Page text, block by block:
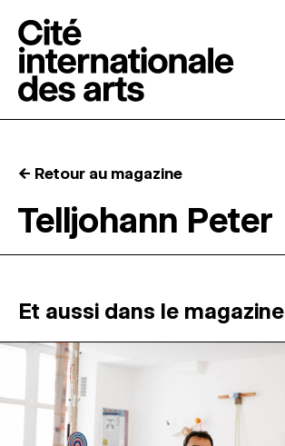
RÉSIDENCES ↓
ATELIERS OUVERTS
PROGRAMMATION
MAGAZINE
← Retour au magazine
Telljohann Peter
Et aussi dans le magazine